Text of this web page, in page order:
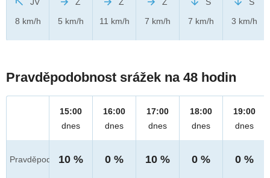
8 km/h
5 km/h
11 km/h
7 km/h
7 km/h
3 km/h
Pravděpodobnost srážek na 48 hodin
Pravděpod.
15:00
dnes
10 %
16:00
dnes
0 %
17:00
dnes
10 %
18:00
dnes
0 %
19:00
dnes
0 %